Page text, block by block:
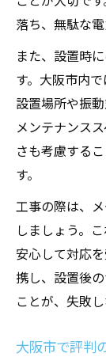
落ち、無駄な
また、設置時
す。大阪市内
設置場所や振
メンテナンス
さも考慮する
す。
工事の際は、
しましょう。
安心して対応
携し、設置後
ことが、失敗
大阪市で評判